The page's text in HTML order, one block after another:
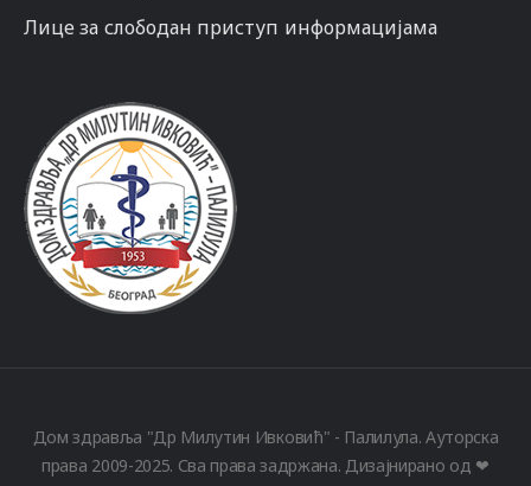
Лице за слободан приступ информацијама
Дом здравља "Др Милутин Ивковић" - Палилула. Ауторска
права 2009-2025. Сва права задржана. Дизајнирано од ❤